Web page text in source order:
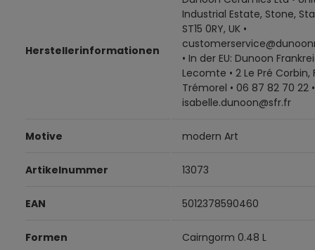
Herstellerinformationen
Industrial Estate, Stone,
ST15 0RY, UK •
• In der EU: Dunoon
Lecomte • 2 Le Pré Corbin,
Trémorel • 06 87 82 70 22 •
isabelle.dunoon@sfr.fr
Motive modern Art
Artikelnummer 13073
EAN 5012378590460
Formen Cairngorm 0.48 L